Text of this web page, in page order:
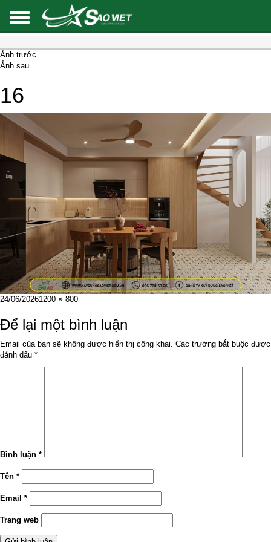
Ảnh trước
Ảnh sau
16
Đăng
ngày
24/06/2026Kích
đầy
đủ
1200 × 800
Để lại một bình luận
Email của bạn sẽ không được hiển thị công khai. Các trường bắt buộc được
đánh dấu *
Bình luận *
Tên *
Email *
Trang web